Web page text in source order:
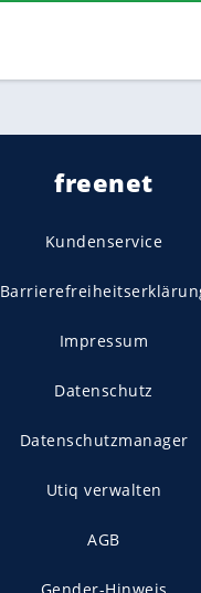
freenet
Kundenservice
Impressum
Datenschutz
Datenschutzmanager
Utiq verwalten
AGB